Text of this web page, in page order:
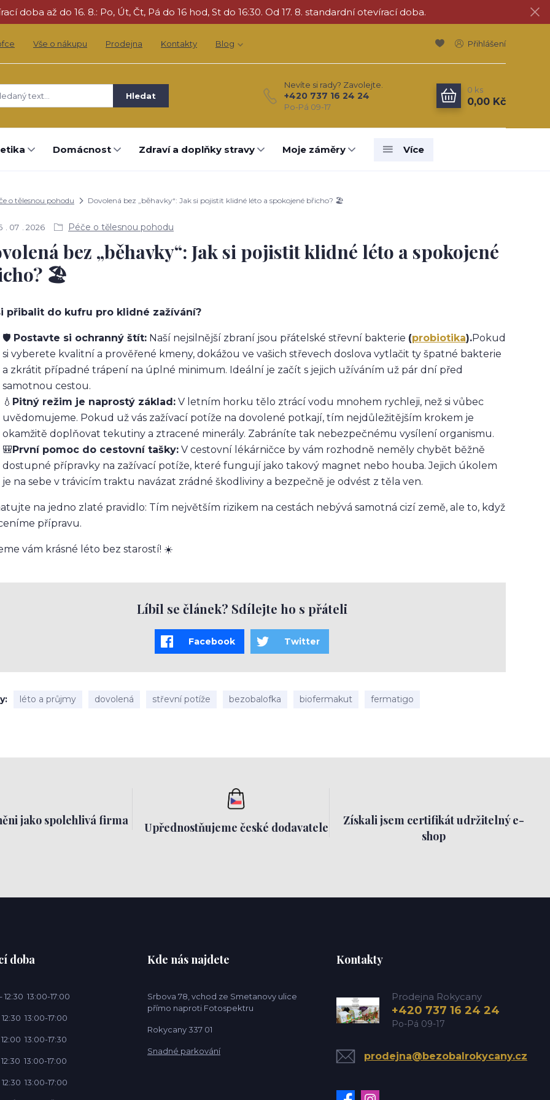
doba až do 16. 8.: Po, Út, Čt, Pá do 16 hod, St do 16:30. Od 17. 8. standardní otevírací doba.
Vše o nákupu Prodejna Kontakty Blog Přihlášení
Hledat
Nevíte si rady? Zavolejte.
+420 737 16 24 24
Po-Pá 09-17
0 ks
0,00 Kč
Domácnost Zdraví a doplňky stravy Moje záměry Více
o tělesnou pohodu Dovolená bez „běhavky“: Jak si pojistit klidné léto a spokojené břicho? 🏖️
07 2026 Péče o tělesnou pohodu
bez „běhavky“: Jak si pojistit klidné léto a spokojené
🏖️
přibalit do kufru pro klidné zažívání?
🛡 Postavte si ochranný štít: Naší nejsilnější zbraní jsou přátelské střevní bakterie (probiotika).Pokud
si vyberete kvalitní a prověřené kmeny, dokážou ve vašich střevech doslova vytlačit ty špatné bakterie
a zkrátit případné trápení na úplné minimum. Ideální je začít s jejich užíváním už pár dní před
samotnou cestou.
💧 Pitný režim je naprostý základ: V letním horku tělo ztrácí vodu mnohem rychleji, než si vůbec
uvědomujeme. Pokud už vás zažívací potíže na dovolené potkají, tím nejdůležitějším krokem je
okamžitě doplňovat tekutiny a ztracené minerály. Zabráníte tak nebezpečnému vysílení organismu.
🎒První pomoc do cestovní tašky: V cestovní lékárničce by vám rozhodně neměly chybět běžně
dostupné přípravky na zažívací potíže, které fungují jako takový magnet nebo houba. Jejich úkolem
je na sebe v trávicím traktu navázat zrádné škodliviny a bezpečně je odvést z těla ven.
na jedno zlaté pravidlo: Tím největším rizikem na cestách nebývá samotná cizí země, ale to, když
přípravu.
vám krásné léto bez starostí! ☀
Líbil se článek? Sdílejte ho s přáteli
Facebook Twitter
léto a průjmy dovolená střevní potíže bezobalofka biofermakut fermatigo
jako spolehlivá firma
Upřednostňujeme české dodavatele
Získali jsem certifikát udržitelný e-
shop
doba
12:30 13:00-17:00
13:00-17:00
13:00-17:30
13:00-17:00
13:00-17:00
Kde nás najdete
Srbova 78, vchod ze Smetanovy ulice
přímo naproti Fotospektru
Rokycany 337 01
Snadné parkování
Kontakty
Prodejna Rokycany
+420 737 16 24 24
Po-Pá 09-17
prodejna@bezobalrokycany.cz